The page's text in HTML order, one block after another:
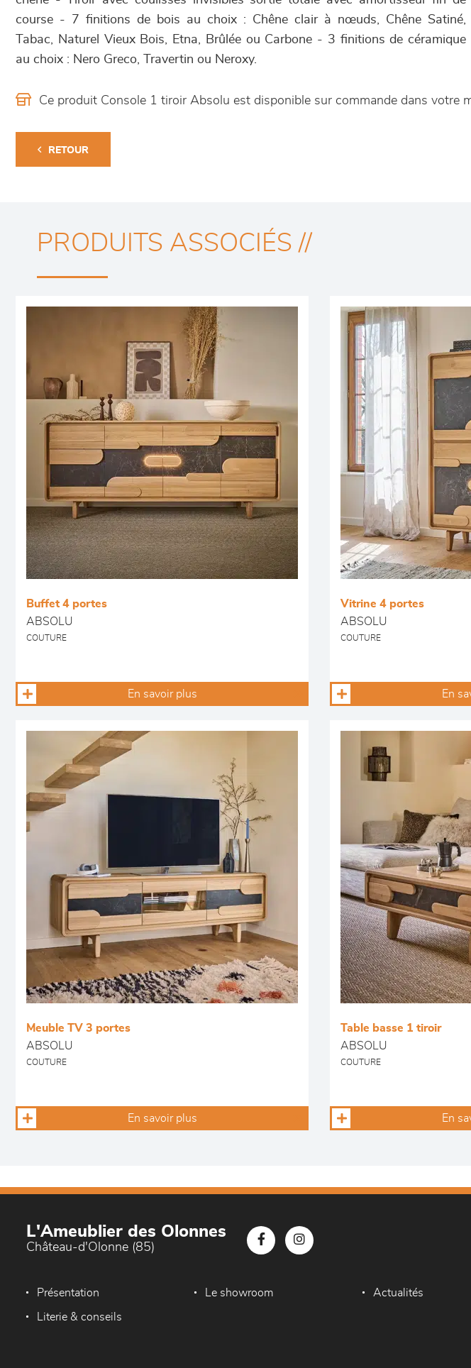
course - 7 finitions de bois au choix : Chêne clair à nœuds, Chêne Satiné,
Tabac, Naturel Vieux Bois, Etna, Brûlée ou Carbone - 3 finitions de céramique
au choix : Nero Greco, Travertin ou Neroxy.
Ce produit Console 1 tiroir Absolu est disponible sur commande dans votre
RETOUR
PRODUITS ASSOCIÉS //
Buffet 4 portes
ABSOLU
COUTURE
En savoir plus
Vitrine 4 portes
ABSOLU
COUTURE
En
Meuble TV 3 portes
ABSOLU
COUTURE
En savoir plus
Table basse 1 tiroir
ABSOLU
COUTURE
En
L'Ameublier des Olonnes
Château-d'Olonne (85)
Présentation Le showroom Actualités
Literie & conseils